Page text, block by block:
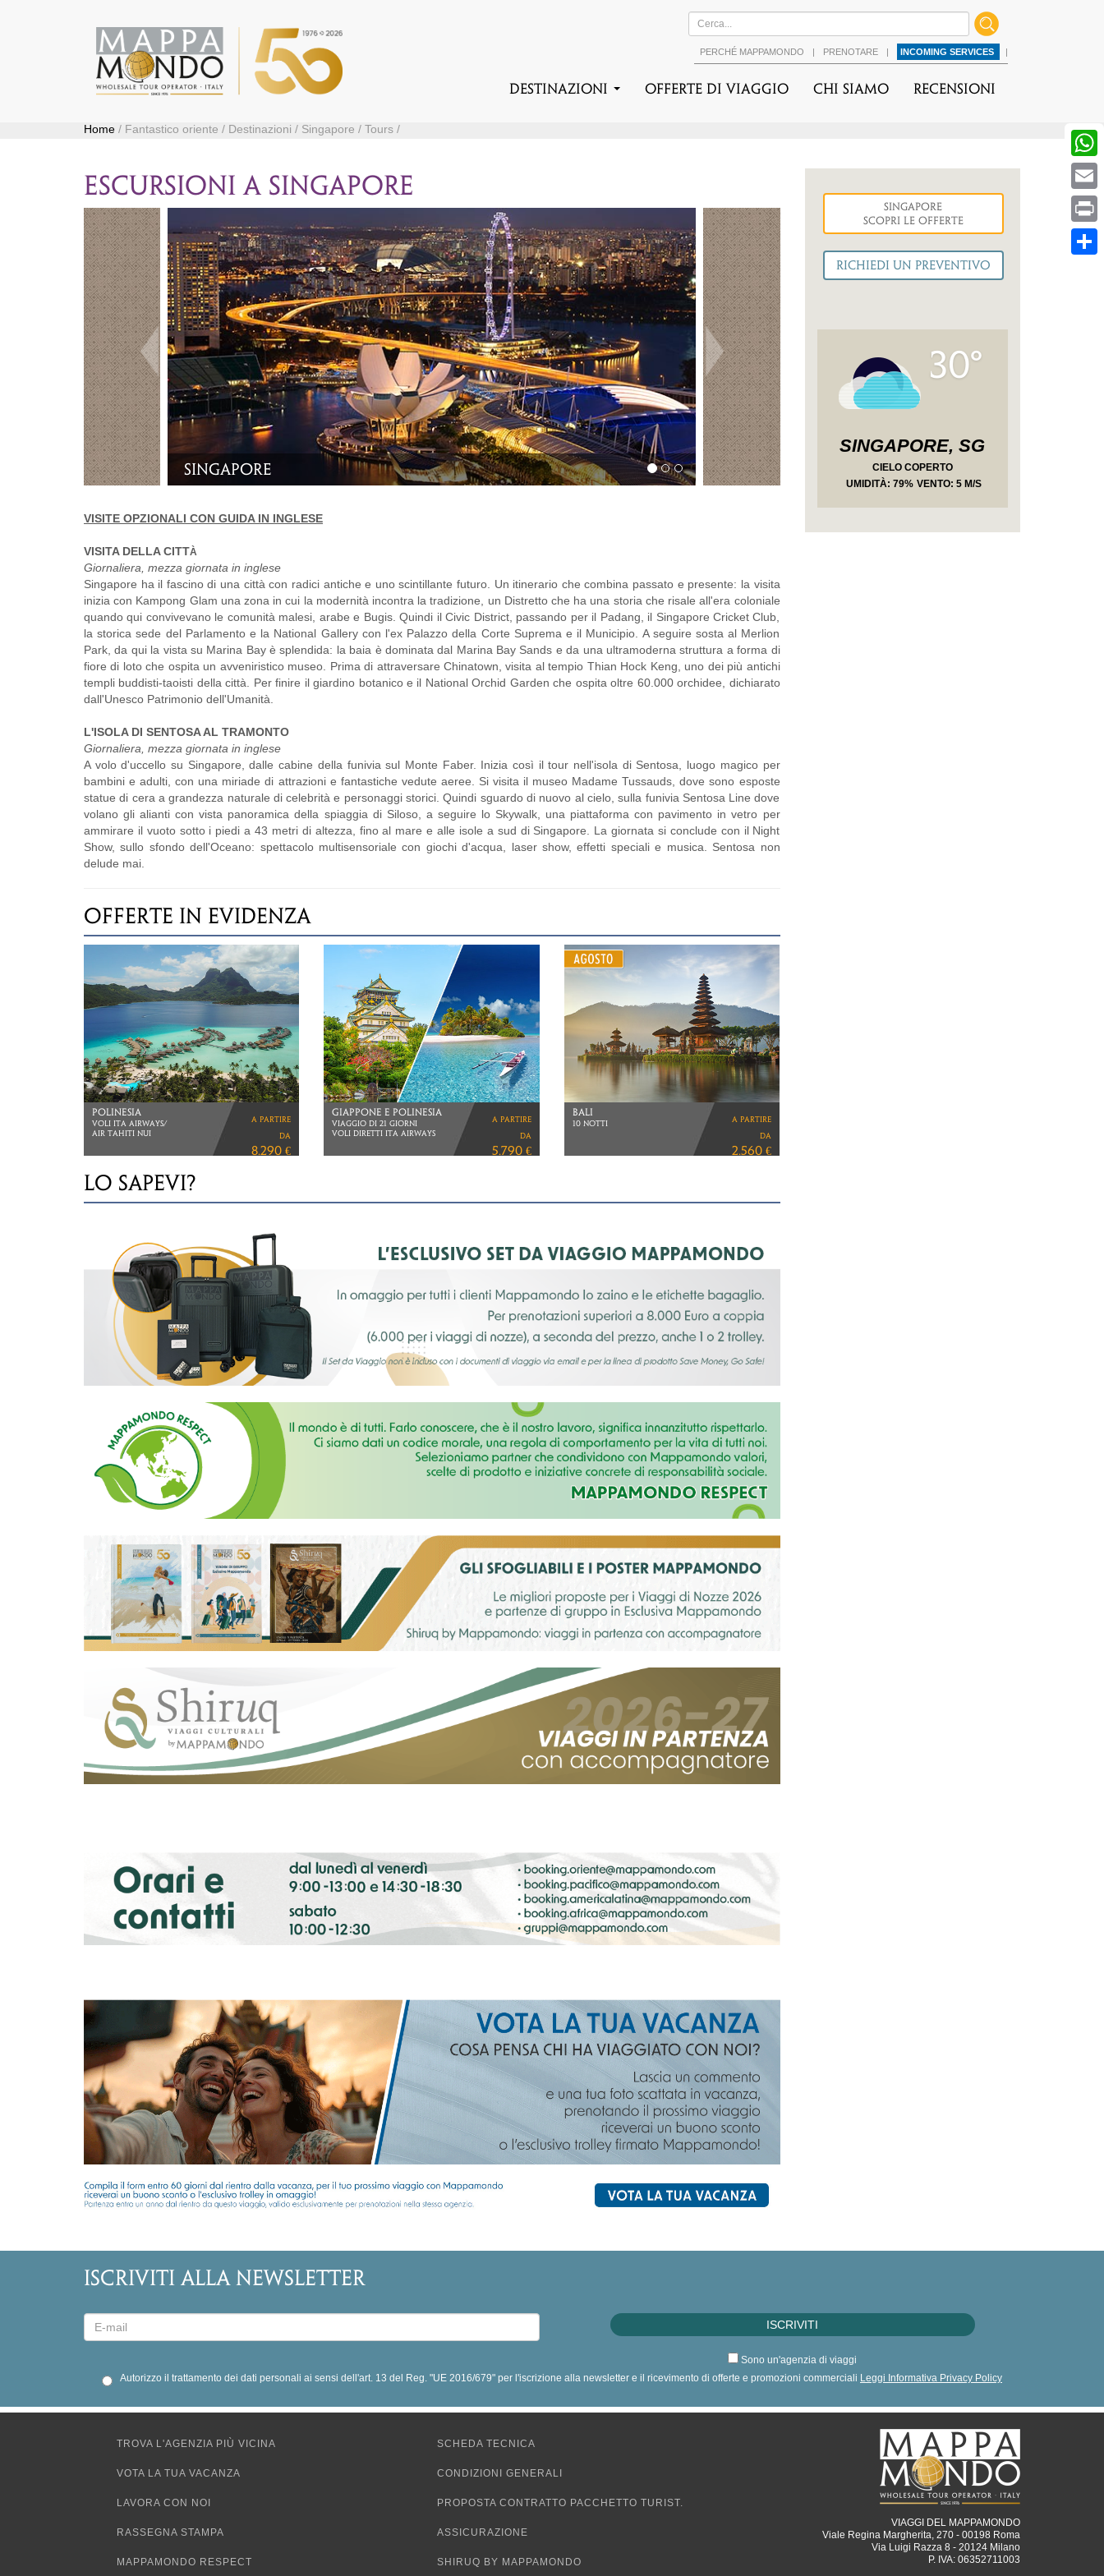
PERCHÉ MAPPAMONDO | PRENOTARE | INCOMING SERVICES |
DESTINAZIONI Offerte di viaggio Chi Siamo Recensioni
Home / Fantastico oriente / Destinazioni / Singapore / Tours /
ESCURSIONI A SINGAPORE
Merlion Park
Precedente Successiva
VISITE OPZIONALI CON GUIDA IN INGLESE
VISITA DELLA CITTÀ
Giornaliera, mezza giornata in inglese
Singapore ha il fascino di una città con radici antiche e uno scintillante futuro. Un itinerario che combina passato e presente: la visita
inizia con Kampong Glam una zona in cui la modernità incontra la tradizione, un Distretto che ha una storia che risale all'era coloniale
quando qui convivevano le comunità malesi, arabe e Bugis. Quindi il Civic District, passando per il Padang, il Singapore Cricket Club,
la storica sede del Parlamento e la National Gallery con l'ex Palazzo della Corte Suprema e il Municipio. A seguire sosta al Merlion
Park, da qui la vista su Marina Bay è splendida: la baia è dominata dal Marina Bay Sands e da una ultramoderna struttura a forma di
fiore di loto che ospita un avveniristico museo. Prima di attraversare Chinatown, visita al tempio Thian Hock Keng, uno dei più antichi
templi buddisti-taoisti della città. Per finire il giardino botanico e il National Orchid Garden che ospita oltre 60.000 orchidee, dichiarato
dall'Unesco Patrimonio dell'Umanità.
L'ISOLA DI SENTOSA AL TRAMONTO
Giornaliera, mezza giornata in inglese
A volo d'uccello su Singapore, dalle cabine della funivia sul Monte Faber. Inizia così il tour nell'isola di Sentosa, luogo magico per
bambini e adulti, con una miriade di attrazioni e fantastiche vedute aeree. Si visita il museo Madame Tussauds, dove sono esposte
statue di cera a grandezza naturale di celebrità e personaggi storici. Quindi sguardo di nuovo al cielo, sulla funivia Sentosa Line dove
volano gli alianti con vista panoramica della spiaggia di Siloso, a seguire lo Skywalk, una piattaforma con pavimento in vetro per
ammirare il vuoto sotto i piedi a 43 metri di altezza, fino al mare e alle isole a sud di Singapore. La giornata si conclude con il Night
Show, sullo sfondo dell'Oceano: spettacolo multisensoriale con giochi d'acqua, laser show, effetti speciali e musica. Sentosa non
delude mai.
OFFERTE IN EVIDENZA
THAILANDIA
BANGKOK, NORD
E KOH SAMUI
a partire
da
2.740 €
THAILANDIA
3 NOTTI BANGKOK
6 NOTTI KOH SAMUI
a partire
da
1.890 €
SUDAFRICA, BOTSWANA
& CASCATE VITTORIA
a partire
da
7.890 €
Singapore
Scopri le Offerte
30°
SINGAPORE, SG
CIELO COPERTO
UMIDITÀ: 79% VENTO: 5 M/S
LO SAPEVI?
ISCRIVITI ALLA NEWSLETTER
Sono un'agenzia di viaggi
Autorizzo il trattamento dei dati personali ai sensi dell'art. 13 del Reg. "UE 2016/679" per l'iscrizione alla newsletter e il ricevimento di offerte e promozioni commerciali Leggi Informativa Privacy Policy
TROVA L'AGENZIA PIÙ VICINA
VOTA LA TUA VACANZA
LAVORA CON NOI
RASSEGNA STAMPA
MAPPAMONDO RESPECT
SCHEDA TECNICA
CONDIZIONI GENERALI
PROPOSTA CONTRATTO PACCHETTO TURIST.
ASSICURAZIONE
SHIRUQ BY MAPPAMONDO
VIAGGI DEL MAPPAMONDO
Viale Regina Margherita, 270 - 00198 Roma
Via Luigi Razza 8 - 20124 Milano
P. IVA: 06352711003